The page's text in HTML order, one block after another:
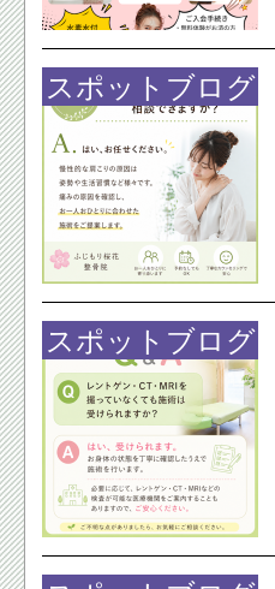
スポットブログ
スポットブログ